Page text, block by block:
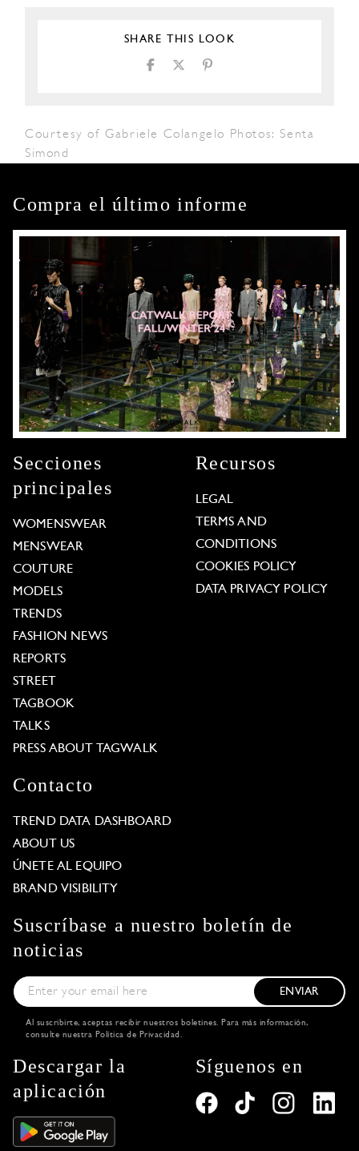
SHARE THIS LOOK
Courtesy of Gabriele Colangelo Photos: Senta
Simond
Compra el último informe
Secciones
principales
WOMENSWEAR
MENSWEAR
COUTURE
MODELS
TRENDS
FASHION NEWS
REPORTS
STREET
TAGBOOK
TALKS
PRESS ABOUT TAGWALK
Recursos
LEGAL
TERMS AND
CONDITIONS
COOKIES POLICY
DATA PRIVACY POLICY
Contacto
TREND DATA DASHBOARD
ABOUT US
ÚNETE AL EQUIPO
BRAND VISIBILITY
Suscríbase a nuestro boletín de
noticias
ENVIAR
Al suscribirte, aceptas recibir nuestros boletines. Para más información,
consulte nuestra Política de Privacidad .
Descargar la
aplicación
Síguenos en